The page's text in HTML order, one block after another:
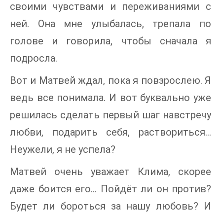
своими чувствами и переживаниями с
ней. Она мне улыбалась, трепала по
голове и говорила, чтобы сначала я
подросла.
Вот и Матвей ждал, пока я повзрослею. Я
ведь все понимала. И вот буквально уже
решилась сделать первый шаг навстречу
любви, подарить себя, раствориться…
Неужели, я не успела?
Матвей очень уважает Клима, скорее
даже боится его… Пойдёт ли он против?
Будет ли бороться за нашу любовь? И